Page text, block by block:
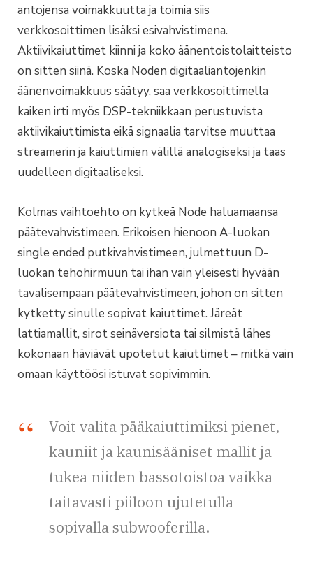
antojensa voimakkuutta ja toimia siis
verkkosoittimen lisäksi esivahvistimena.
Aktiivikaiuttimet kiinni ja koko äänentoistolaitteisto
on sitten siinä. Koska Noden digitaaliantojenkin
äänenvoimakkuus säätyy, saa verkkosoittimella
kaiken irti myös DSP-tekniikkaan perustuvista
aktiivikaiuttimista eikä signaalia tarvitse muuttaa
streamerin ja kaiuttimien välillä analogiseksi ja taas
uudelleen digitaaliseksi.
Kolmas vaihtoehto on kytkeä Node haluamaansa
päätevahvistimeen. Erikoisen hienoon A-luokan
single ended putkivahvistimeen, julmettuun D-
luokan tehohirmuun tai ihan vain yleisesti hyvään
tavalisempaan päätevahvistimeen, johon on sitten
kytketty sinulle sopivat kaiuttimet. Järeät
lattiamallit, sirot seinäversiota tai silmistä lähes
kokonaan häviävät upotetut kaiuttimet – mitkä vain
omaan käyttöösi istuvat sopivimmin.
Voit valita pääkaiuttimiksi pienet,
kauniit ja kaunisääniset mallit ja
tukea niiden bassotoistoa vaikka
taitavasti piiloon ujutetulla
sopivalla subwooferilla.